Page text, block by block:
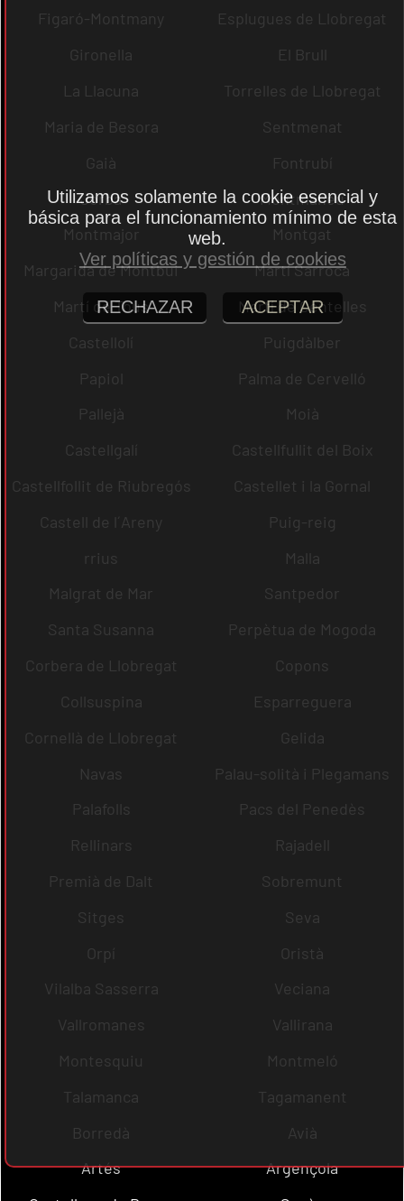
Figaró-Montmany
Esplugues de Llobregat
Gironella
El Brull
La Llacuna
Torrelles de Llobregat
Maria de Besora
Sentmenat
Gaià
Fontrubí
Jorba
Montmaneu
Montmajor
Montgat
Margarida de Montbui
Martí Sarroca
Martí de Tous
Martí de Centelles
Castellolí
Puigdàlber
Papiol
Palma de Cervelló
Pallejà
Moià
Castellgalí
Castellfullit del Boix
Castellfollit de Riubregós
Castellet i la Gornal
Castell de l´Areny
Puig-reig
rrius
Malla
Malgrat de Mar
Santpedor
Santa Susanna
Perpètua de Mogoda
Corbera de Llobregat
Copons
Collsuspina
Esparreguera
Cornellà de Llobregat
Gelida
Navas
Palau-solità i Plegamans
Palafolls
Pacs del Penedès
Rellinars
Rajadell
Premià de Dalt
Sobremunt
Sitges
Seva
Orpí
Oristà
Vilalba Sasserra
Veciana
Vallromanes
Vallirana
Montesquiu
Montmeló
Talamanca
Tagamanent
Borredà
Avià
Artés
Argençola
Utilizamos solamente la cookie esencial y
básica para el funcionamiento mínimo de esta
web.
Ver políticas y gestión de cookies
RECHAZAR ACEPTAR